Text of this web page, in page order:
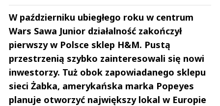
W październiku ubiegłego roku w centrum
Wars Sawa Junior działalność zakończył
pierwszy w Polsce sklep H&M. Pustą
przestrzenią szybko zainteresowali się nowi
inwestorzy. Tuż obok zapowiadanego sklepu
sieci Żabka, amerykańska marka Popeyes
planuje otworzyć największy lokal w Europie